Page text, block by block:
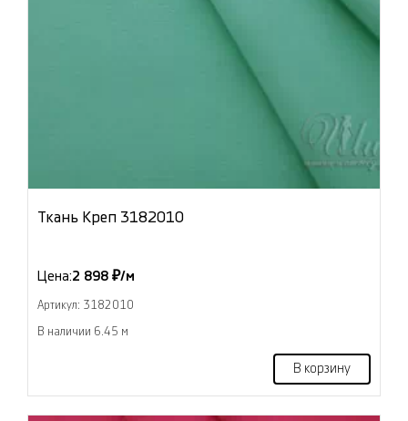
Ткань Креп 3182010
Цена:2 898 ₽/м
Артикул: 3182010
В наличии 6.45 м
В корзину